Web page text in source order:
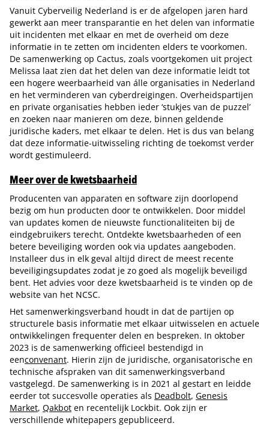
Vanuit Cyberveilig Nederland is er de afgelopen jaren hard
gewerkt aan meer transparantie en het delen van informatie
uit incidenten met elkaar en met de overheid om deze
informatie in te zetten om incidenten elders te voorkomen.
De samenwerking op Cactus, zoals voortgekomen uit project
Melissa laat zien dat het delen van deze informatie leidt tot
een hogere weerbaarheid van álle organisaties in Nederland
en het verminderen van cyberdreigingen. Overheidspartijen
en private organisaties hebben ieder ‘stukjes van de puzzel’
en zoeken naar manieren om deze, binnen geldende
juridische kaders, met elkaar te delen. Het is dus van belang
dat deze informatie-uitwisseling richting de toekomst verder
wordt gestimuleerd.
Meer over de kwetsbaarheid
Producenten van apparaten en software zijn doorlopend
bezig om hun producten door te ontwikkelen. Door middel
van updates komen de nieuwste functionaliteiten bij de
eindgebruikers terecht. Ontdekte kwetsbaarheden of een
betere beveiliging worden ook via updates aangeboden.
Installeer dus in elk geval altijd direct de meest recente
beveiligingsupdates zodat je zo goed als mogelijk beveiligd
bent. Het advies voor deze kwetsbaarheid is te vinden op de
website van het NCSC.
Het samenwerkingsverband houdt in dat de partijen op
structurele basis informatie met elkaar uitwisselen en actuele
ontwikkelingen frequenter delen en bespreken. In oktober
2023 is de samenwerking officieel bestendigd in
eenconvenant. Hierin zijn de juridische, organisatorische en
technische afspraken van dit samenwerkingsverband
vastgelegd. De samenwerking is in 2021 al gestart en leidde
eerder tot succesvolle operaties als Deadbolt, Genesis
Market, Qakbot en recentelijk Lockbit. Ook zijn er
verschillende whitepapers gepubliceerd.